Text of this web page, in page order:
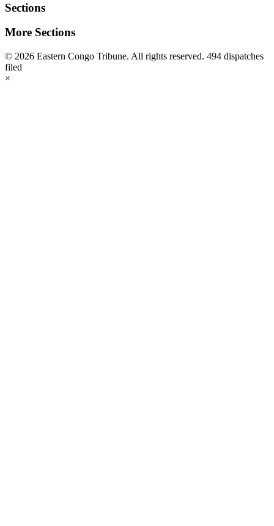
Sections
More Sections
© 2026 Eastern Congo Tribune. All rights reserved. 494 dispatches
filed
×